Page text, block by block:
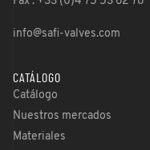
info@safi-valves.com
CATÁLOGO
Catálogo
Nuestros mercados
Materiales